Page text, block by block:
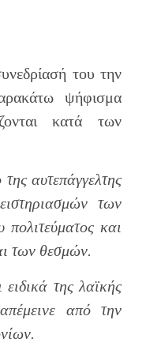
του την
ψήφισμα
κατά των
αυτεπάγγελτης
των
και
των θεσμών.
της λαϊκής
από την